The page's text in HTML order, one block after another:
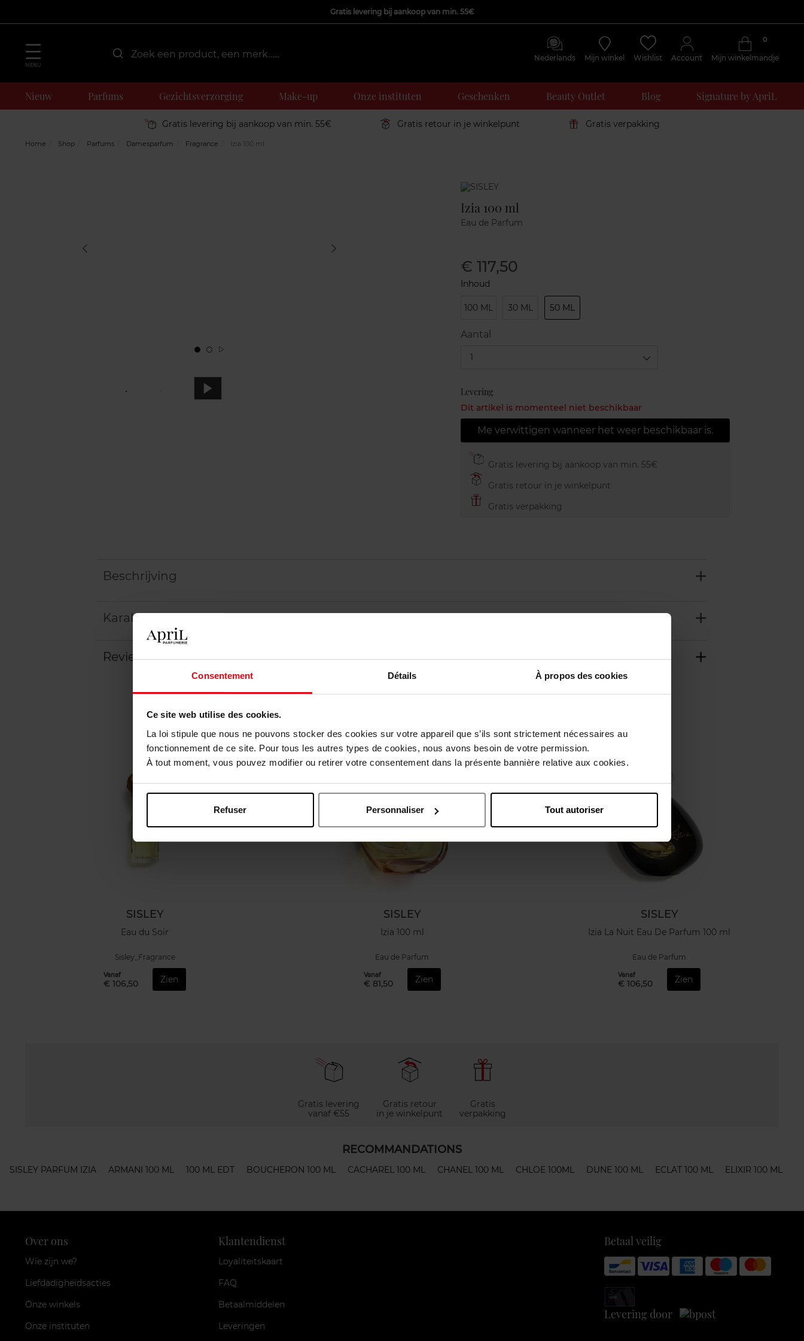
Consentement Détails À propos des cookies
Ce site web utilise des cookies.
La loi stipule que nous ne pouvons stocker des cookies sur votre appareil que s’ils sont strictement nécessaires au
fonctionnement de ce site. Pour tous les autres types de cookies, nous avons besoin de votre permission.
À tout moment, vous pouvez modifier ou retirer votre consentement dans la présente bannière relative aux cookies.
Refuser Personnaliser Tout autoriser
Gratis levering bij aankoop van min. 55€
MENU
Nederlands Mijn winkel Wishlist Account Mijn winkelmandje
0
Nieuw Parfums Gezichtsverzorging Make-up Onze instituten Geschenken Beauty Outlet Blog Signature by ApriL
Gratis levering bij aankoop van min. 55€ Gratis retour in je winkelpunt Gratis verpakking
Home Shop Parfums Damesparfum Fragrance Izia 100 ml
Marque
Izia 100 ml
Eau de Parfum
€ 117,50
Inhoud
100 ML 30 ML 50 ML
Aantal
1
Levering
Dit artikel is momenteel niet beschikbaar
Me verwittigen wanneer het weer beschikbaar is.
Gratis levering bij aankoop van min. 55€
Gratis retour in je winkelpunt
Gratis verpakking
Beschrijving
Karakteristieken
Review Beleid inzake klantbeoordelingen
Nog iets vergeten ?
SISLEY
Eau du Soir
Sisley_Fragrance
Vanaf
€ 106,50 Zien
SISLEY
Izia 100 ml
Eau de Parfum
Vanaf
€ 81,50 Zien
SISLEY
Izia La Nuit Eau De Parfum 100 ml
Eau de Parfum
Vanaf
€ 106,50 Zien
Gratis levering
vanaf €55
Gratis retour
in je winkelpunt
Gratis
verpakking
RECOMMANDATIONS
SISLEY PARFUM IZIA ARMANI 100 ML 100 ML EDT BOUCHERON 100 ML CACHAREL 100 ML CHANEL 100 ML CHLOE 100ML DUNE 100 ML ECLAT 100 ML ELIXIR 100 ML
Over ons
Wie zijn we?
Liefdadigheidsacties
Onze winkels
Onze instituten
Klantendienst
Loyaliteitskaart
FAQ
Betaalmiddelen
Leveringen
Betaal veilig
Levering door